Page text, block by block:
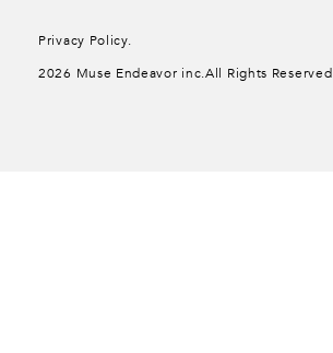
Privacy Policy.
2026 Muse Endeavor inc.All Rights Reserved